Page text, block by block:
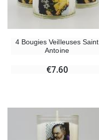
4 Bougies Veilleuses Saint
Antoine
€7.60